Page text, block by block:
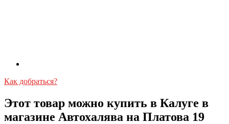
Как добраться?
Этот товар можно купить в Калуге в
магазине Автохалява на Платова 19